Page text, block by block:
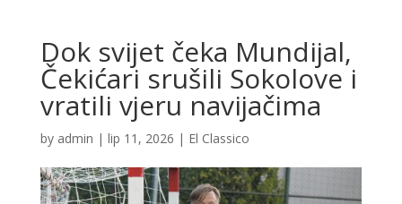
Dok svijet čeka Mundijal,
Čekićari srušili Sokolove i
vratili vjeru navijačima
by admin | lip 11, 2026 | El Classico